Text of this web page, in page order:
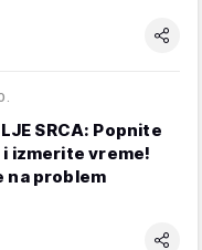
SRCA: Popnite
izmerite vreme!
na problem